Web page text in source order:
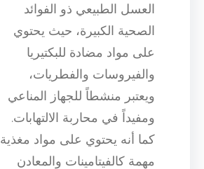
العسل الطبيعي ذو الفوائد
الصحية الكبيرة، حيث يحتوي
على مواد مضادة للبكتيريا
والفيروسات والفطريات،
ويعتبر منشطاً للجهاز المناعي
ومفيداً في محاربة الالتهابات.
كما أنه يحتوي على مواد مغذية
مهمة كالفيتامينات والمعادن